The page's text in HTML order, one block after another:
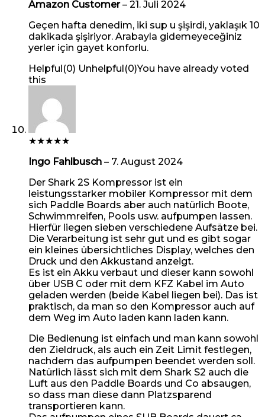
Amazon Customer– 21. Juli 2024
Geçen hafta denedim, iki sup u şişirdi, yaklaşık 10
dakikada şişiriyor. Arabayla gidemeyeceğiniz
yerler için gayet konforlu.
Helpful(0) Unhelpful(0)You have already voted
this
★★★★★
Ingo Fahlbusch – 7. August 2024
Der Shark 2S Kompressor ist ein
leistungsstarker mobiler Kompressor mit dem
sich Paddle Boards aber auch natürlich Boote,
Schwimmreifen, Pools usw. aufpumpen lassen.
Hierfür liegen sieben verschiedene Aufsätze bei.
Die Verarbeitung ist sehr gut und es gibt sogar
ein kleines übersichtliches Display, welches den
Druck und den Akkustand anzeigt.
Es ist ein Akku verbaut und dieser kann sowohl
über USB C oder mit dem KFZ Kabel im Auto
geladen werden (beide Kabel liegen bei). Das ist
praktisch, da man so den Kompressor auch auf
dem Weg im Auto laden kann laden kann.
Die Bedienung ist einfach und man kann sowohl
den Zieldruck, als auch ein Zeit Limit festlegen,
nachdem das aufpumpen beendet werden soll.
Natürlich lässt sich mit dem Shark S2 auch die
Luft aus den Paddle Boards und Co absaugen,
so dass man diese dann Platzsparend
transportieren kann.